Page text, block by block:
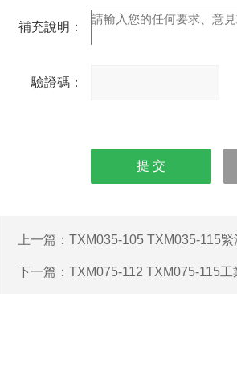
補充說明：
驗證碼：
伯?dāng)?shù)字），
如：三加四=7
上一篇： TXM035-105 TXM035-115
下一篇： TXM075-112 TXM075-115